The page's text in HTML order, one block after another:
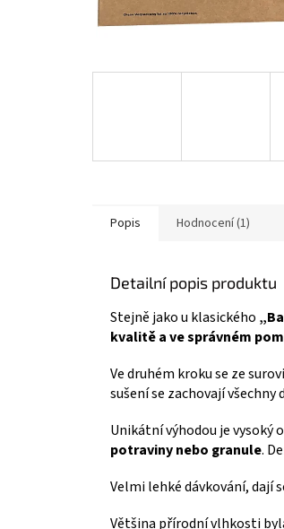
Popis Hodnocení (1)
Detailní popis produktu
Stejně jako u klasického
kvalitě a ve správném
Ve druhém kroku se ze
sušení se zachovají
Unikátní výhodou je vysoký
potraviny nebo granule.
Velmi lehké dávkování, dají
Většina přírodní vlhkosti